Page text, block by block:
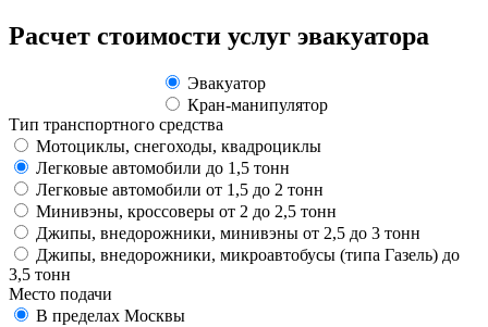
Расчет стоимости услуг эвакуатора
Эвакуатор
Кран-манипулятор
Тип транспортного средства
Мотоциклы, снегоходы, квадроциклы
Легковые автомобили до 1,5 тонн
Легковые автомобили от 1,5 до 2 тонн
Минивэны, кроссоверы от 2 до 2,5 тонн
Джипы, внедорожники, минивэны от 2,5 до 3 тонн
Джипы, внедорожники, микроавтобусы (типа Газель) до
3,5 тонн
Место подачи
В пределах Москвы